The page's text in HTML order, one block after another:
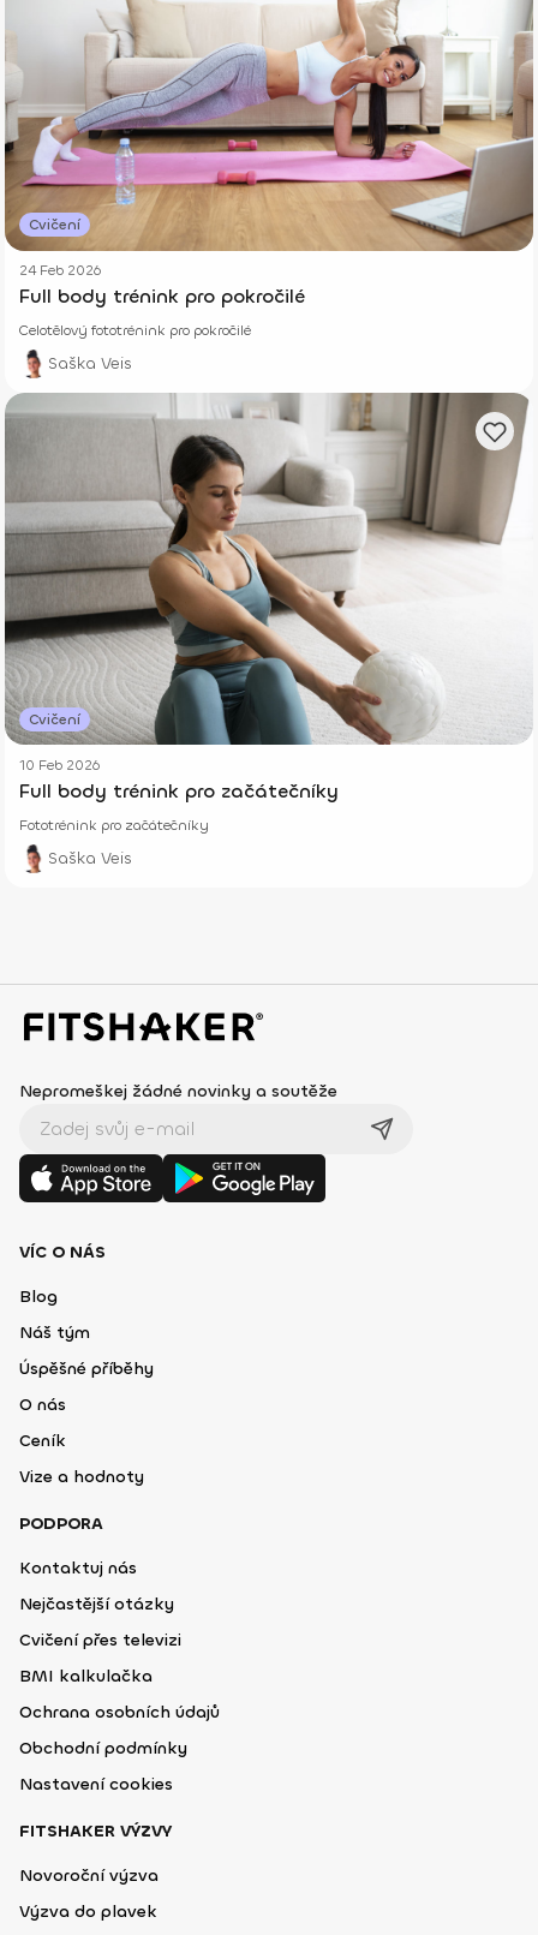
Cvičení
24 Feb 2026
Full body trénink pro pokročilé
Celotělový fototrénink pro pokročilé
Saška Veis
Cvičení
10 Feb 2026
Full body trénink pro začátečníky
Fototrénink pro začátečníky
Saška Veis
Nepromeškej žádné novinky a soutěže
VÍC O NÁS
Blog
Náš tým
Úspěšné příběhy
O nás
Ceník
Vize a hodnoty
PODPORA
Kontaktuj nás
Nejčastější otázky
Cvičení přes televizi
BMI kalkulačka
Ochrana osobních údajů
Obchodní podmínky
Nastavení cookies
FITSHAKER VÝZVY
Novoroční výzva
Výzva do plavek